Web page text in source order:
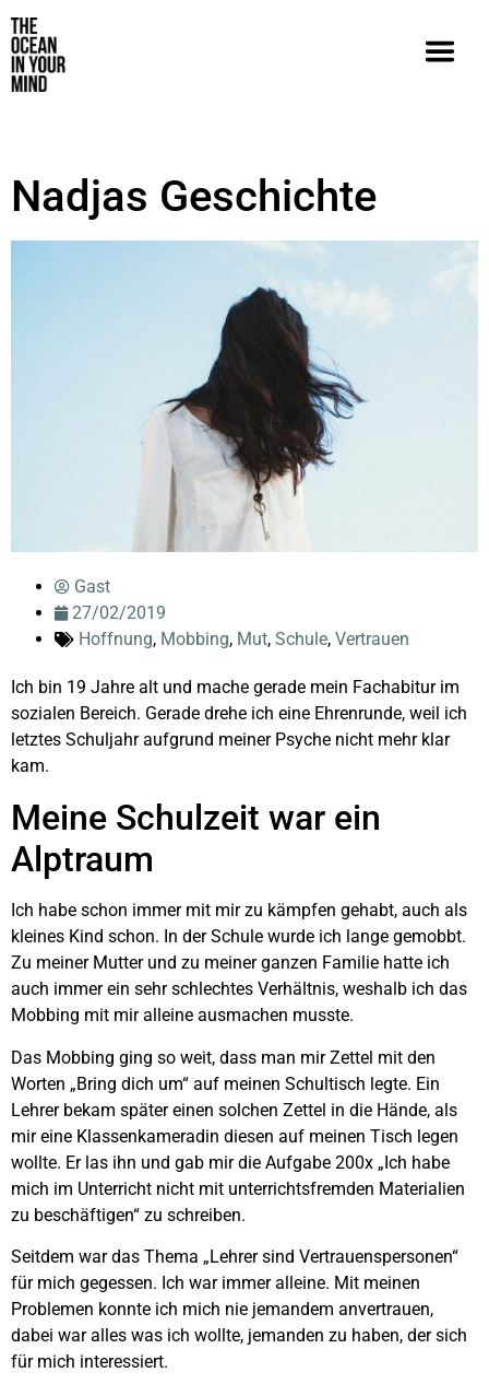
Nadjas Geschichte
Gast
27/02/2019
Hoffnung, Mobbing, Mut, Schule, Vertrauen
Ich bin 19 Jahre alt und mache gerade mein Fachabitur im
sozialen Bereich. Gerade drehe ich eine Ehrenrunde, weil ich
letztes Schuljahr aufgrund meiner Psyche nicht mehr klar
kam.
Meine Schulzeit war ein
Alptraum
Ich habe schon immer mit mir zu kämpfen gehabt, auch als
kleines Kind schon. In der Schule wurde ich lange gemobbt.
Zu meiner Mutter und zu meiner ganzen Familie hatte ich
auch immer ein sehr schlechtes Verhältnis, weshalb ich das
Mobbing mit mir alleine ausmachen musste.
Das Mobbing ging so weit, dass man mir Zettel mit den
Worten „Bring dich um“ auf meinen Schultisch legte. Ein
Lehrer bekam später einen solchen Zettel in die Hände, als
mir eine Klassenkameradin diesen auf meinen Tisch legen
wollte. Er las ihn und gab mir die Aufgabe 200x „Ich habe
mich im Unterricht nicht mit unterrichtsfremden Materialien
zu beschäftigen“ zu schreiben.
Seitdem war das Thema „Lehrer sind Vertrauenspersonen“
für mich gegessen. Ich war immer alleine. Mit meinen
Problemen konnte ich mich nie jemandem anvertrauen,
dabei war alles was ich wollte, jemanden zu haben, der sich
für mich interessiert.